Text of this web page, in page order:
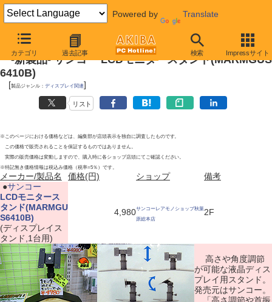
Powered by Translate
カテゴリ 過去記事 検索 Impressサイト
2011年4月29日号
-新製品- サンコー LCDモニタースタンド(MARMGUS
6410B)
[製品ジャンル： ディスプレイ関連]
リスト
※このページにおける価格などは、編集部が店頭表示を独自に調査したものです。
この価格で販売されることを保証するものではありません。
実際の販売価格は変動しますので、購入時に各ショップ店頭にてご確認ください。
※特記無き価格情報は税込み価格（税率=5％）です。
メーカー/製品名 価格(円) ショップ
備考
●サンコー
LCDモニタース
タンド(MARMGU
S6410B)
(ディスプレイス
タンド,1台用)
4,980サンコーレアモノショップ秋葉
原総本店
2F
高さや角度調節
が可能な液晶ディス
プレイ用スタンド。
発売元はサンコー。